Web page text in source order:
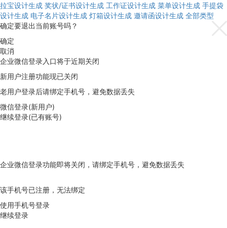
拉宝设计生成 奖状/证书设计生成 工作证设计生成 菜单设计生成 手提袋
设计生成 电子名片设计生成 灯箱设计生成 邀请函设计生成 全部类型
确定要退出当前账号吗？
确定
取消
企业微信登录入口将于近期关闭
新用户注册功能现已关闭
老用户登录后请绑定手机号，避免数据丢失
微信登录(新用户)
继续登录(已有账号)
企业微信登录功能即将关闭，请绑定手机号，避免数据丢失
该手机号已注册，无法绑定
使用手机号登录
继续登录